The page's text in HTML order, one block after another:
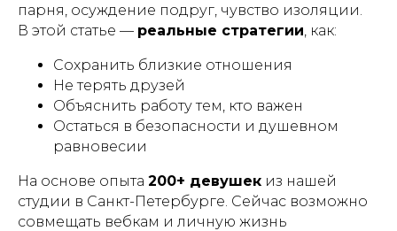
парня, осуждение подруг, чувство изоляции.
В этой статье — реальные стратегии, как:
Сохранить близкие отношения
Не терять друзей
Объяснить работу тем, кто важен
Остаться в безопасности и душевном
равновесии
На основе опыта 200+ девушек из нашей
студии в Санкт-Петербурге. Сейчас возможно
совмещать вебкам и личную жизнь